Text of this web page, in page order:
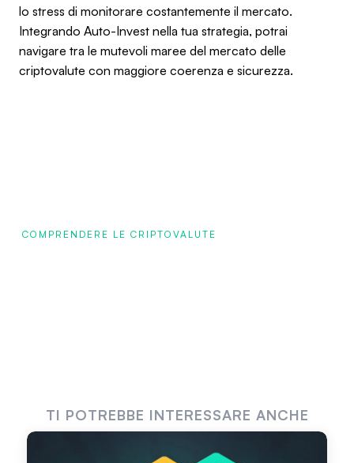
lo stress di monitorare costantemente il mercato.
Integrando Auto-Invest nella tua strategia, potrai
navigare tra le mutevoli maree del mercato delle
criptovalute con maggiore coerenza e sicurezza.
COMPRENDERE LE CRIPTOVALUTE
TI POTREBBE INTERESSARE ANCHE